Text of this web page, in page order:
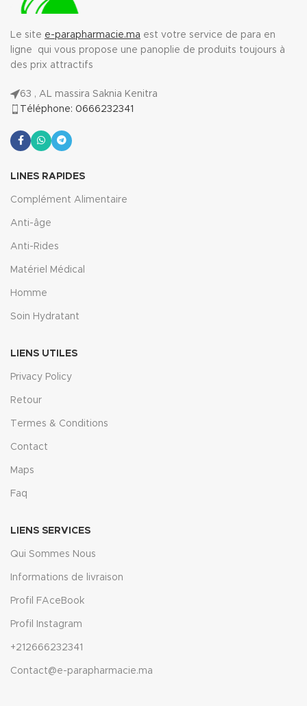
Le site e-parapharmacie.ma est votre service de para en
ligne qui vous propose une panoplie de produits toujours à
des prix attractifs
63 , AL massira Saknia Kenitra
Téléphone: 0666232341
LINES RAPIDES
Complément Alimentaire
Anti-âge
Anti-Rides
Matériel Médical
Homme
Soin Hydratant
LIENS UTILES
Privacy Policy
Retour
Termes & Conditions
Contact
Maps
Faq
LIENS SERVICES
Qui Sommes Nous
Informations de livraison
Profil FAceBook
Profil Instagram
+212666232341
Contact@e-parapharmacie.ma